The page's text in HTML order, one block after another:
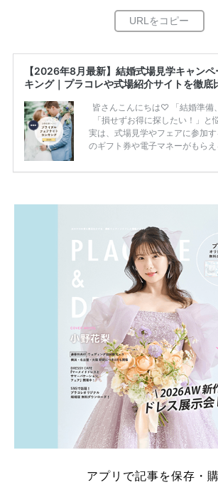
【2026年8月最新】結婚式場見学キャン
キング｜プラコレや式場紹介サイトを徹底
皆さんこんにちは♡ 「結婚準備
「損せずお得に探したい！」と
実は、式場見学やフェアに参加
のギフト券や電子マネーがもら
ため、比較せずに選ぶと損をし
一番お得？」「プラコレの特典
解決します。 まずは診断で候補
ング診断」か、体験型
アプリで記事を保存・